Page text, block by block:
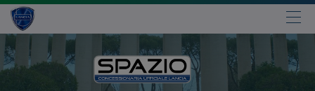
Automobili